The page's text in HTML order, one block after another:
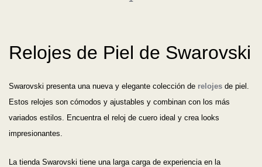
Relojes de Piel de Swarovski
Swarovski presenta una nueva y elegante colección de relojes de piel.
Estos relojes son cómodos y ajustables y combinan con los más
variados estilos. Encuentra el reloj de cuero ideal y crea looks
impresionantes.
La tienda Swarovski tiene una larga carga de experiencia en la